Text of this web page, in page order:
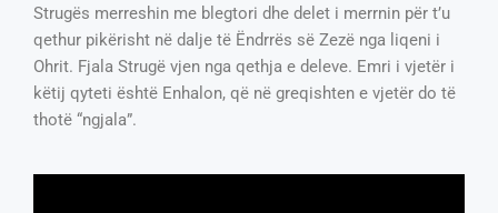
Strugës merreshin me blegtori dhe delet i merrnin për t’u
qethur pikërisht në dalje të Ëndrrës së Zezë nga liqeni i
Ohrit. Fjala Strugë vjen nga qethja e deleve. Emri i vjetër i
këtij qyteti është Enhalon, që në greqishten e vjetër do të
thotë “ngjala”.